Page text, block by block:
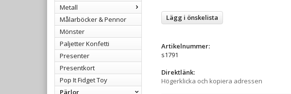
Metall
Målarböcker & Pennor
Mönster
Paljetter Konfetti
Presenter
Presentkort
Pop It Fidget Toy
Pärlor
Lägg i önskelista
Artikelnummer:
s1791
Direktlänk:
Högerklicka och kopiera adressen